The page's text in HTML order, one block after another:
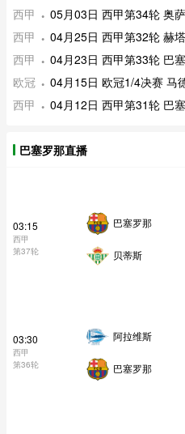
西甲
05月03日 西甲第34轮 奥
西甲
04月25日 西甲第32轮 赫
西甲
04月23日 西甲第33轮 巴
欧冠
04月15日 欧冠1/4决赛 马
西甲
04月12日 西甲第31轮 巴
巴塞罗那直播
03:15
西甲
第37轮
巴塞罗那
贝蒂斯
03:30
西甲
第36轮
阿拉维斯
巴塞罗那